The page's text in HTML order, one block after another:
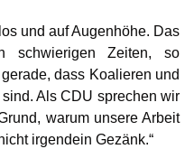
CDU BRANDENBURG
und auf Augenhöhe. Das
schwierigen Zeiten, so
dass Koalieren und
Als CDU sprechen wir
warum unsere Arbeit
irgendein Gezänk.“